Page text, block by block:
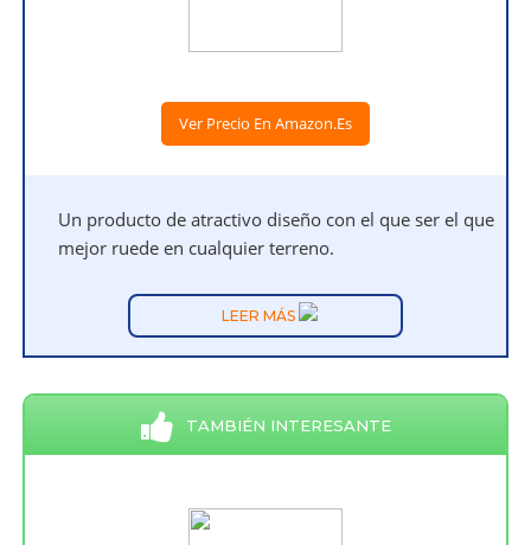
Ver Precio En Amazon.es
Un producto de atractivo diseño con el que ser el que
mejor ruede en cualquier terreno.
LEER MÁS
TAMBIÉN INTERESANTE